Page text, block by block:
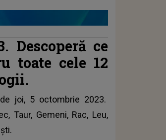
Descoperă ce
toate cele 12
joi, 5 octombrie 2023.
Taur, Gemeni, Rac, Leu,